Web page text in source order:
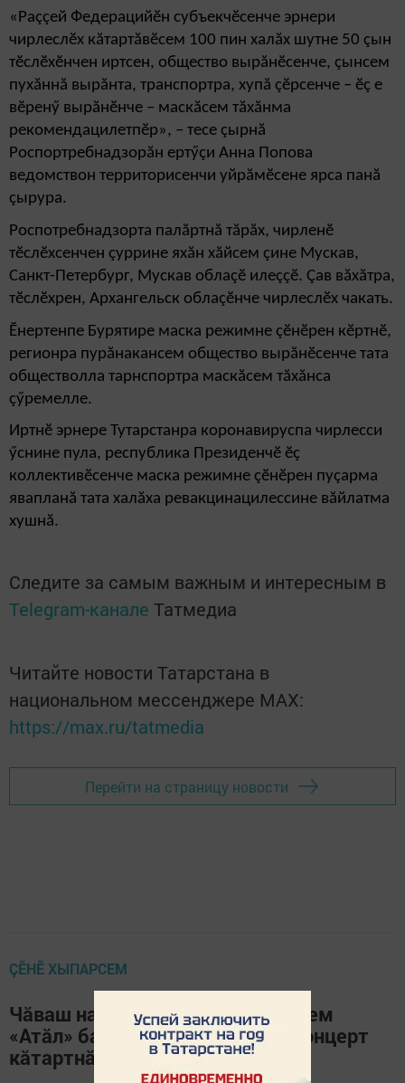
«Раççей Федерацийӗн субъекчӗсенче эрнери
чирлеслӗх кăтартăвӗсем 100 пин халăх шутне 50 çын
тӗслӗхӗнчен иртсен, общество вырăнӗсенче, çынсем
пухăннă вырăнта, транспортра, хупă çӗрсенче – ӗç е
вӗренӳ вырăнӗнче – маскăсем тăхăнма
рекомендацилетпӗр», – тесе çырнă
Роспортребнадзорăн ертӳçи Анна Попова
ведомствон территорисенчи уйрăмӗсене ярса панă
çырура.
Роспотребнадзорта палăртнă тăрăх, чирленӗ
тӗслӗхсенчен çуррине яхăн хăйсем çине Мускав,
Санкт-Петербург, Мускав облаçӗ илеççӗ. Çав вăхăтра,
тӗслӗхрен, Архангельск облаçӗнче чирлеслӗх чакать.
Ӗнертенпе Бурятире маска режимне çӗнӗрен кӗртнӗ,
регионра пурăнакансем общество вырăнӗсенче тата
обществолла тарнспортра маскăсем тăхăнса
çӳремелле.
Иртнӗ эрнере Тутарстанра коронавируспа чирлесси
ӳснине пула, республика Президенчӗ ӗç
коллективӗсенче маска режимне çӗнӗрен пуçарма
явапланă тата халăха ревакцинацилессине вăйлатма
хушнă.
Следите за самым важным и интересным в
Telegram-канале Татмедиа
Читайте новости Татарстана в
национальном мессенджере MАХ:
https://max.ru/tatmedia
Перейти на страницу новости
ÇӖНӖ ХЫПАРСЕМ
Чăваш наци конгресӗн хастарӗсем
«Атăл» батальон салтакӗсене концерт
кăтартнă